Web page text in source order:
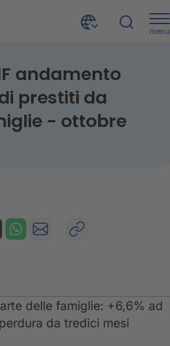
menu
andamento
prestiti da
- ottobre
delle famiglie: +6,6% ad
da tredici mesi